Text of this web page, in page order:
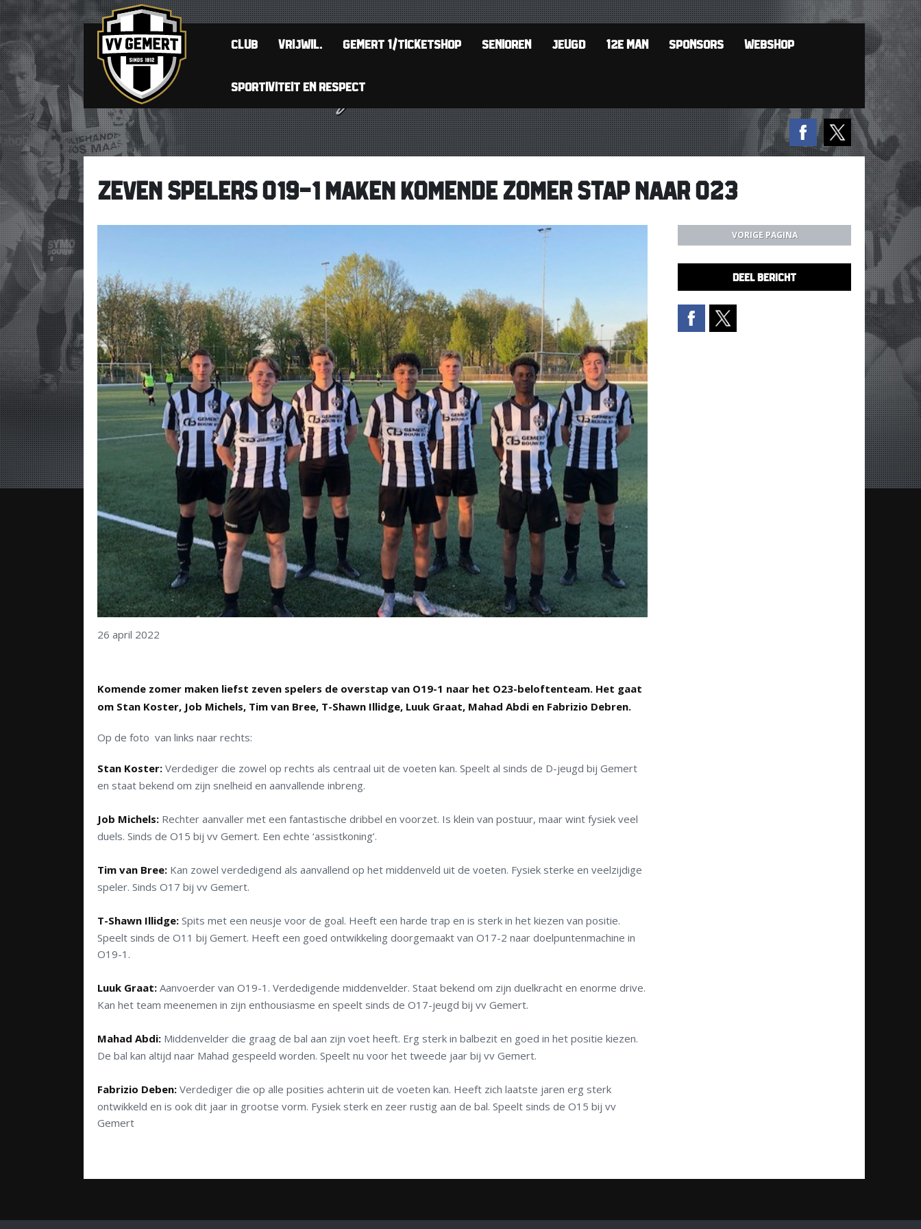
CLUB VRIJWIL. GEMERT 1/TICKETSHOP SENIOREN JEUGD 12E MAN SPONSORS WEBSHOP
SPORTIVITEIT EN RESPECT
ZEVEN SPELERS O19-1 MAKEN KOMENDE ZOMER STAP NAAR O23
26 april 2022
Komende zomer maken liefst zeven spelers de overstap van O19-1 naar het O23-beloftenteam. Het gaat
om Stan Koster, Job Michels, Tim van Bree, T-Shawn Illidge, Luuk Graat, Mahad Abdi en Fabrizio Debren.
Op de foto van links naar rechts:
Stan Koster: Verdediger die zowel op rechts als centraal uit de voeten kan. Speelt al sinds de D-jeugd bij Gemert
en staat bekend om zijn snelheid en aanvallende inbreng.
Job Michels: Rechter aanvaller met een fantastische dribbel en voorzet. Is klein van postuur, maar wint fysiek veel
duels. Sinds de O15 bij vv Gemert. Een echte ‘assistkoning’.
Tim van Bree: Kan zowel verdedigend als aanvallend op het middenveld uit de voeten. Fysiek sterke en veelzijdige
speler. Sinds O17 bij vv Gemert.
T-Shawn Illidge: Spits met een neusje voor de goal. Heeft een harde trap en is sterk in het kiezen van positie.
Speelt sinds de O11 bij Gemert. Heeft een goed ontwikkeling doorgemaakt van O17-2 naar doelpuntenmachine in
O19-1.
Luuk Graat: Aanvoerder van O19-1. Verdedigende middenvelder. Staat bekend om zijn duelkracht en enorme drive.
Kan het team meenemen in zijn enthousiasme en speelt sinds de O17-jeugd bij vv Gemert.
Mahad Abdi: Middenvelder die graag de bal aan zijn voet heeft. Erg sterk in balbezit en goed in het positie kiezen.
De bal kan altijd naar Mahad gespeeld worden. Speelt nu voor het tweede jaar bij vv Gemert.
Fabrizio Deben: Verdediger die op alle posities achterin uit de voeten kan. Heeft zich laatste jaren erg sterk
ontwikkeld en is ook dit jaar in grootse vorm. Fysiek sterk en zeer rustig aan de bal. Speelt sinds de O15 bij vv
Gemert
VORIGE PAGINA
DEEL BERICHT